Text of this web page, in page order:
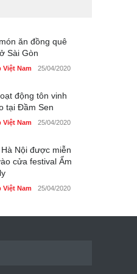
ăn đồng quê
Sài Gòn
Việt Nam 25/04/2020
động tôn vinh
tại Đầm Sen
Việt Nam 25/04/2020
Nội được miễn
cửa festival Ẩm
Việt Nam 25/04/2020
mạch khoe sắc